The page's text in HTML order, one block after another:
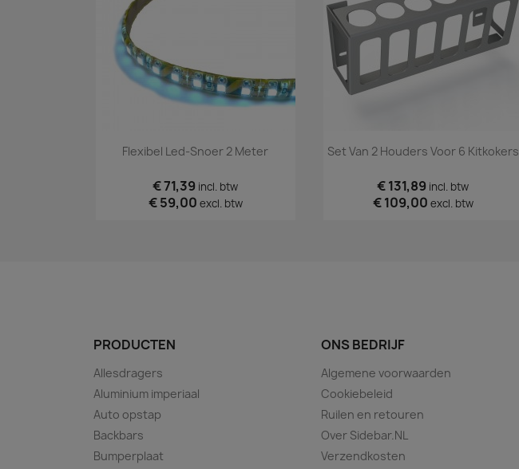
 Snel bekijken
Flexibel Led-Snoer 2 Meter
€ 71,39 incl. btw
€ 59,00 excl. btw
Snel bekijken
Set Van 2 Houders Voor 6 Kitkokers
€ 131,89 incl. btw
€ 109,00 excl. btw
PRODUCTEN
Allesdragers
Aluminium imperiaal
Auto opstap
Backbars
Bumperplaat
ONS BEDRIJF
Algemene voorwaarden
Cookiebeleid
Ruilen en retouren
Over Sidebar.NL
Verzendkosten